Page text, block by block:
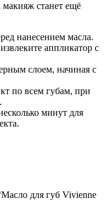
станет ещё
нанесением масла.
аппликатор с
слоем, начиная с
по всем губам, при
минут для
для губ Vivienne